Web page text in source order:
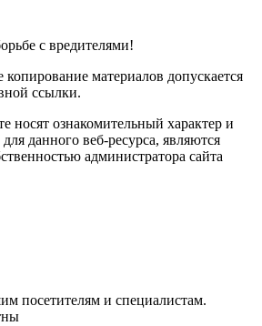
с вредителями!
материалов допускается
ссылки.
носят ознакомительный характер и
данного веб-ресурса, являются
администратора сайта
посетителям и специалистам.